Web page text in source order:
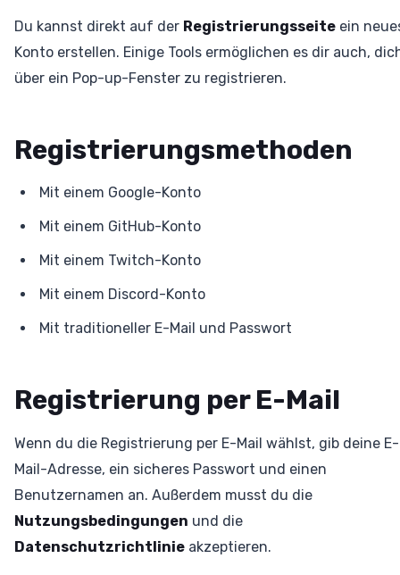
Du kannst direkt auf der Registrierungsseite ein
Konto erstellen. Einige Tools ermöglichen es dir auch,
über ein Pop-up-Fenster zu registrieren.
Registrierungsmethoden
Mit einem Google-Konto
Mit einem GitHub-Konto
Mit einem Twitch-Konto
Mit einem Discord-Konto
Mit traditioneller E-Mail und Passwort
Registrierung per E-Mail
Wenn du die Registrierung per E-Mail wählst, gib deine E-
Mail-Adresse, ein sicheres Passwort und einen
Benutzernamen an. Außerdem musst du die
Nutzungsbedingungen und die
Datenschutzrichtlinie akzeptieren.